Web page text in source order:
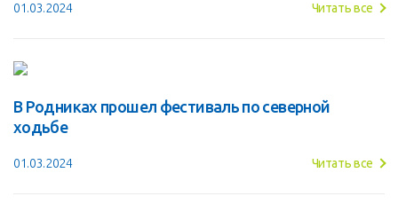
01.03.2024 Читать все
В Родниках прошел фестиваль по северной
ходьбе
01.03.2024 Читать все